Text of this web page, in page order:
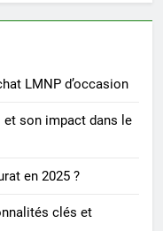
LMNP d’occasion
et son impact dans le
en 2025 ?
clés et